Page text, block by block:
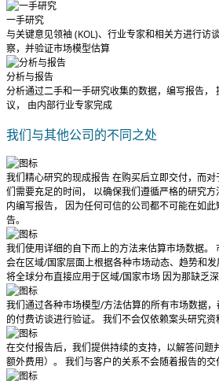
一手研究
与关键意见领袖 (KOL)、行业专家和相关方进行访
察，并验证市场模型估算
分析与报告
分析通过二手和一手研究收集的数据，编写报告，
议， 由内部行业专家完成
我们与其他公司的不同之处
我们精心研究的现成报告在购买后立即交付，而
们需要充足的时间， 以确保我们遵循严格的研究方
内编写报告， 因为任何可信的公司都不可能在如
告。
我们使用详细的自下而上的方法来估算市场数据。
会在区域/国家层面上根据各种市场动态、趋势和发
将全球分布直接应用于区域/国家市场 因为那缺乏深
我们通过各种市场模型/方法估算的所有市场数据
的付费访谈进行验证。 我们不会仅依赖案头研究资
在交付报告后，我们提供持续的支持，以解答问题
额外费用）。 我们与客户的关系不会随着报告的交